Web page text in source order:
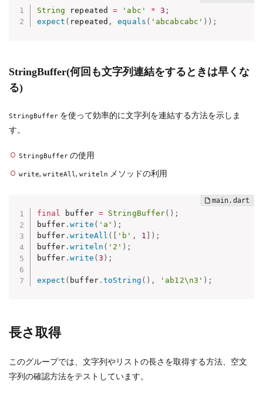
String repeated = 'abc' * 3 ;
expect ( repeated , equals ( 'abcabcabc' ) ) ;
StringBuffer(何回も文字列連結をするときは早くな
る)
StringBuffer を使って効率的に文字列を連結する方法を示しま
す。
StringBuffer の使用
write, writeAll , writeln メソッドの利用
final buffer = StringBuffer( ) ;
buffer .write ( 'a' ) ;
buffer .writeAll ( 'b' , 1 ) ;
buffer .writeln ( '2' ) ;
buffer .write ( 3 ) ;
expect ( buffer. toString ( ) , 'ab12\n3' ) ;
長さ取得
このグループでは、文字列やリストの長さを取得する方法、空文
字列の確認方法をテストしています。